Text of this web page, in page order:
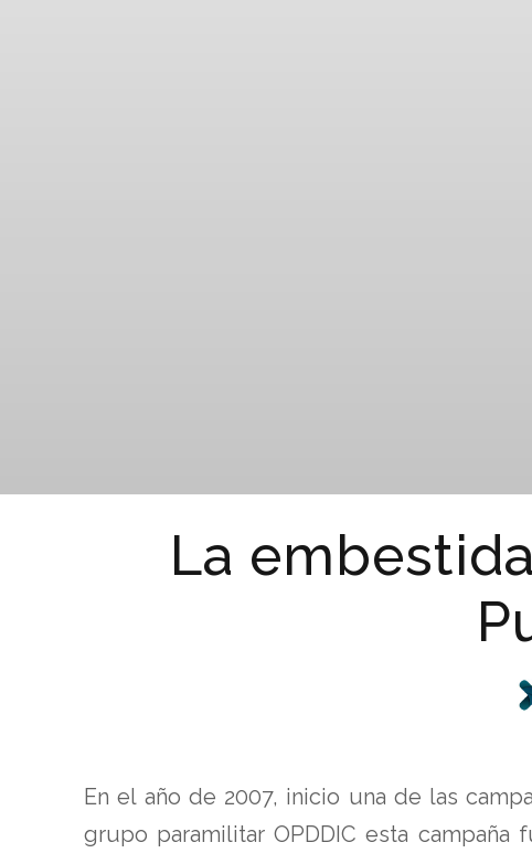
La
En el año de 2007, inicio una de las
grupo paramilitar OPDDIC esta campaña